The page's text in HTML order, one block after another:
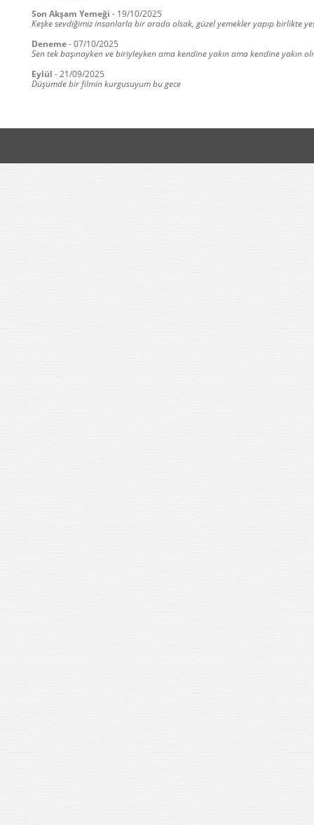
Son Akşam Yemeği - 19/10/2025
Keşke sevdiğimiz insanlarla bir arada olsak, güzel yemekler yapıp birlikte
Deneme-07/10/2025
Sen tek başınayken ve biriyleyken ama kendine yakın ama kendine yakın
Eylül -21/09/2025
Düşümde bir filmin kurgusuyum bu gece